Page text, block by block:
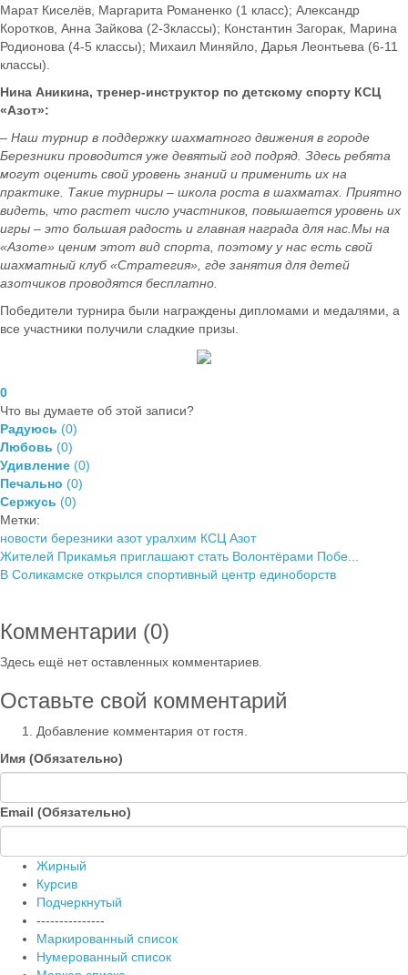
Марат Киселёв, Маргарита Романенко (1 класс); Александр
Коротков, Анна Зайкова (2-3классы); Константин Загорак, Марина
Родионова (4-5 классы); Михаил Миняйло, Дарья Леонтьева (6-11
классы).
Нина Аникина, тренер-инструктор по детскому спорту КСЦ
«Азот»:
– Наш турнир в поддержку шахматного движения в городе
Березники проводится уже девятый год подряд. Здесь ребята
могут оценить свой уровень знаний и применить их на
практике. Такие турниры – школа роста в шахматах. Приятно
видеть, что растет число участников, повышается уровень их
игры – это большая радость и главная награда для нас.Мы на
«Азоте» ценим этот вид спорта, поэтому у нас есть свой
шахматный клуб «Стратегия», где занятия для детей
азотчиков проводятся бесплатно.
Победители турнира были награждены дипломами и медалями, а
все участники получили сладкие призы.
0
Что вы думаете об этой записи?
Радуюсь (0)
Любовь (0)
Удивление (0)
Печально (0)
Сержусь (0)
Метки:
новости березники азот уралхим КСЦ Азот
Жителей Прикамья приглашают стать Волонтёрами Побе...
В Соликамске открылся спортивный центр единоборств
Комментарии (0)
Здесь ещё нет оставленных комментариев.
Оставьте свой комментарий
Добавление комментария от гостя.
Имя (Обязательно)
Email (Обязательно)
Жирный
Курсив
Подчеркнутый
---------------
Маркированный список
Нумерованный список